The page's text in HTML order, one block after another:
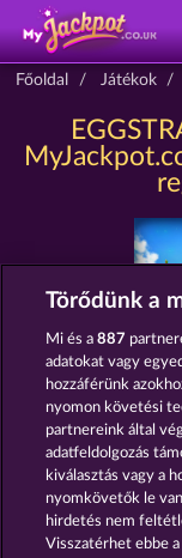
Főoldal Játékok
A cég
Törődünk a
Mi és a887
adatokat vagy
hozzáférünk
nyomon követési
partnereink által
adatfeldolgozás
kiválasztás vagy a
nyomkövetők le
hirdetés nem
Visszatérhet ebbe